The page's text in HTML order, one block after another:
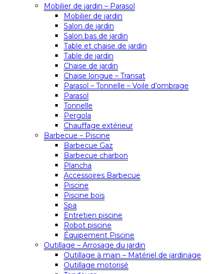
Mobilier de jardin – Parasol
Mobilier de jardin
Salon de jardin
Salon bas de jardin
Table et chaise de jardin
Table de jardin
Chaise de jardin
Chaise longue – Transat
Parasol – Tonnelle – Voile d’ombrage
Parasol
Tonnelle
Pergola
Chauffage extérieur
Barbecue – Piscine
Barbecue Gaz
Barbecue charbon
Plancha
Accessoires Barbecue
Piscine
Piscine bois
Spa
Entretien piscine
Robot piscine
Équipement Piscine
Outillage – Arrosage du jardin
Outillage à main – Matériel de jardinage
Outillage motorisé